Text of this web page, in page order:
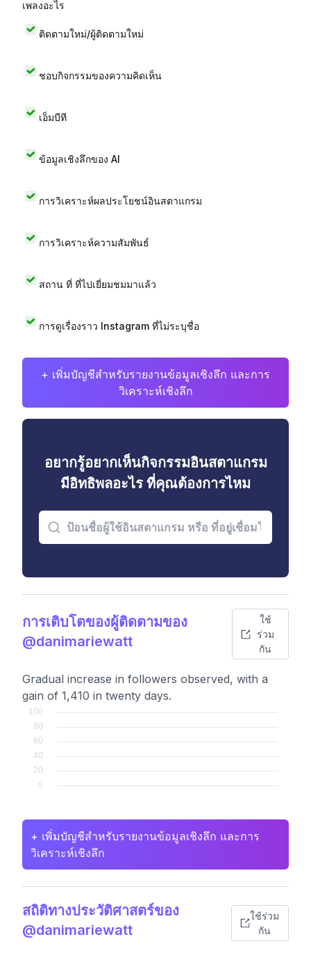
เพลงอะไร
ติดตามใหม่/ผู้ติดตามใหม่
ชอบกิจกรรมของความคิดเห็น
เอ็มบีที
ข้อมูลเชิงลึกของ AI
การวิเคราะห์ผลประโยชน์อินสตาแกรม
การวิเคราะห์ความสัมพันธ์
สถาน ที่ ที่ไปเยี่ยมชมมาแล้ว
การดูเรื่องราว Instagram ที่ไม่ระบุชื่อ
+ เพิ่มบัญชีสำหรับรายงานข้อมูลเชิงลึก และการ
วิเคราะห์เชิงลึก
อยากรู้อยากเห็นกิจกรรมอินสตาแกรม
มีอิทธิพลอะไร ที่คุณต้องการไหม
การเติบโตของผู้ติดตามของ
@danimariewatt
ใช้
ร่วม
กัน
Gradual increase in followers observed, with a
gain of 1,410 in twenty days.
+ เพิ่มบัญชีสำหรับรายงานข้อมูลเชิงลึก และการ
วิเคราะห์เชิงลึก
สถิติทางประวัติศาสตร์ของ
@danimariewatt
ใช้ร่วม
กัน